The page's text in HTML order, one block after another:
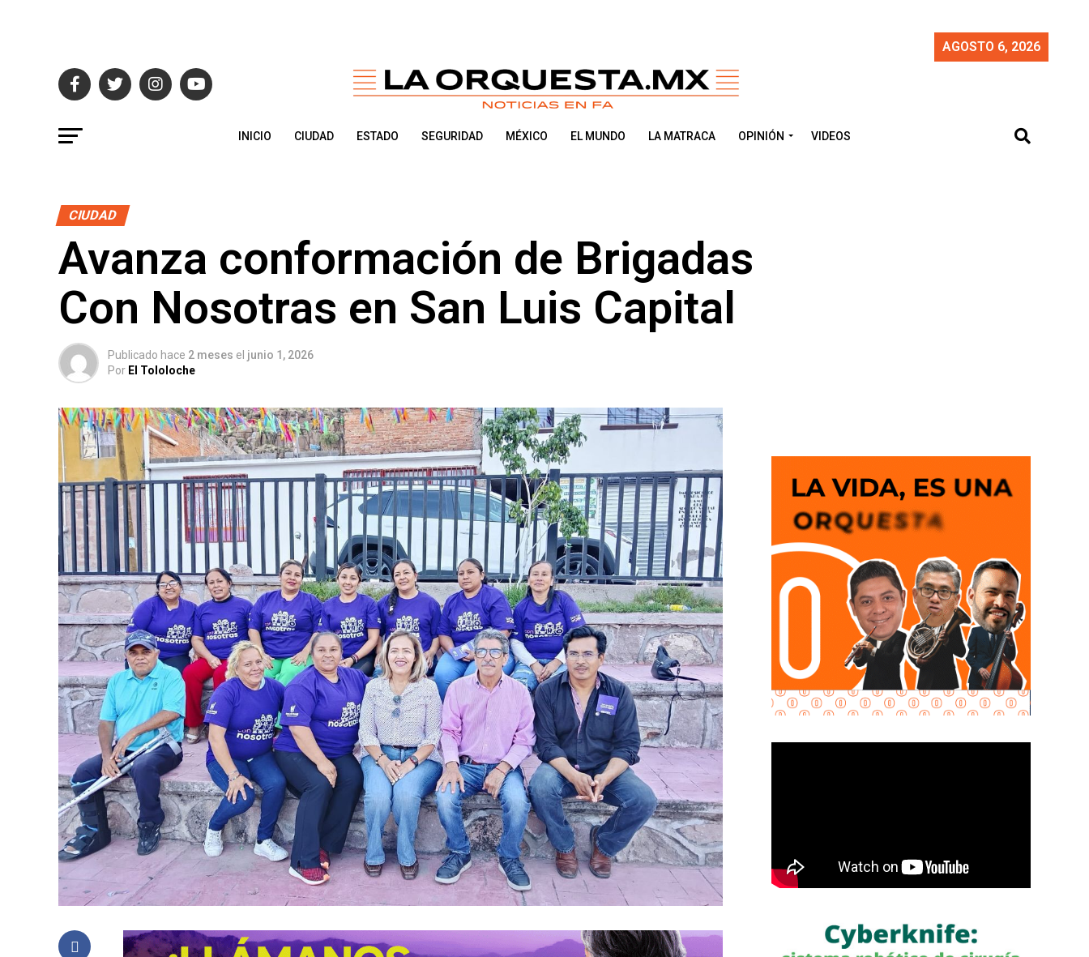
AGOSTO 6, 2026
INICIO CIUDAD ESTADO SEGURIDAD MÉXICO EL MUNDO LA MATRACA OPINIÓN VIDEOS
CIUDAD
Avanza conformación de Brigadas
Con Nosotras en San Luis Capital
Publicado hace 2 meses el junio 1, 2026
Por El Tololoche